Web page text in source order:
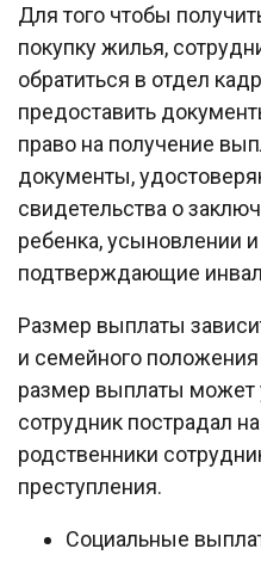
Для того чтобы
покупку жилья,
обратиться в отдел
предоставить
право на получение
документы,
свидетельства о
ребенка, усыновлении
подтверждающие
Размер выплаты
и семейного
размер выплаты может
сотрудник пострадал
родственники
преступления.
Социальные